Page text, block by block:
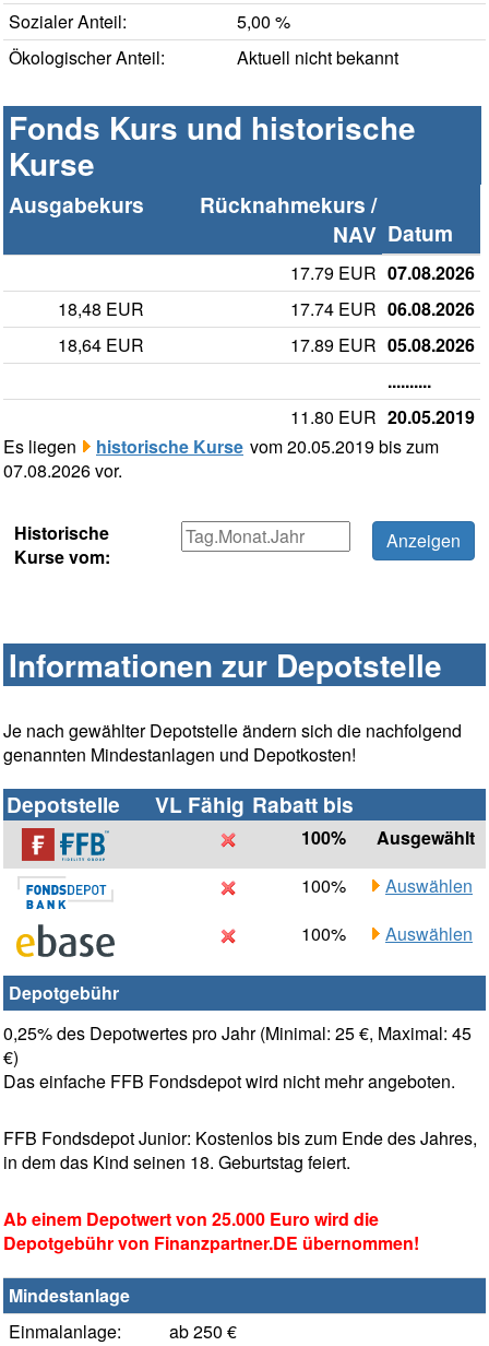
Sozialer Anteil:
5,00 %
Ökologischer Anteil:
Aktuell nicht bekannt
Fonds Kurs und historische
Kurse
Ausgabekurs
Rücknahmekurs /
NAV Datum
17.79 EUR 07.08.2026
18,48 EUR
17.74 EUR 06.08.2026
18,64 EUR
17.89 EUR 05.08.2026
..........
11.80 EUR 20.05.2019
Es liegen
historische Kurse vom 20.05.2019 bis zum
07.08.2026 vor.
Historische
Kurse vom:
Informationen zur Depotstelle
Je nach gewählter Depotstelle ändern sich die nachfolgend
genannten Mindestanlagen und Depotkosten!
Depotstelle VL Fähig Rabatt bis
100%
Ausgewählt
100%
Auswählen
100%
Auswählen
Depotgebühr
0,25% des Depotwertes pro Jahr (Minimal: 25 €, Maximal: 45
€)
Das einfache FFB Fondsdepot wird nicht mehr angeboten.
FFB Fondsdepot Junior: Kostenlos bis zum Ende des Jahres,
in dem das Kind seinen 18. Geburtstag feiert.
Ab einem Depotwert von 25.000 Euro wird die
Depotgebühr von Finanzpartner.DE übernommen!
Mindestanlage
Einmalanlage:
ab 250 €